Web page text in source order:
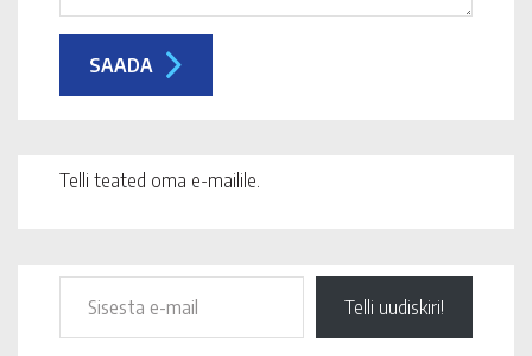
Telli teated oma e-mailile.
Telli uudiskiri!